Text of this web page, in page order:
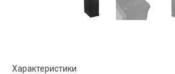
Характеристики